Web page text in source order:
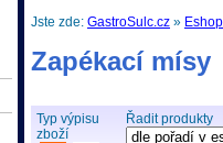
Jste zde:GastroSulc.cz » Eshop
Zapékací mísy
Typ výpisu
zboží
Řadit produkty